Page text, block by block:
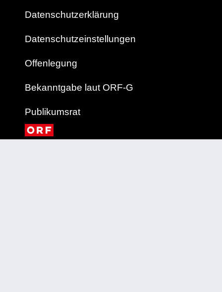
Datenschutzerklärung
Datenschutzeinstellungen
Offenlegung
Bekanntgabe laut ORF-G
Publikumsrat